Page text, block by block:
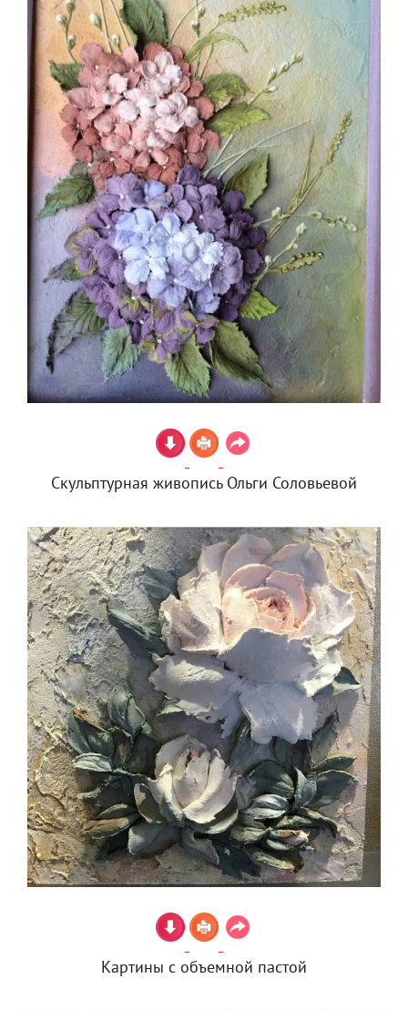
Скульптурная живопись Ольги Соловьевой
Картины с объемной пастой